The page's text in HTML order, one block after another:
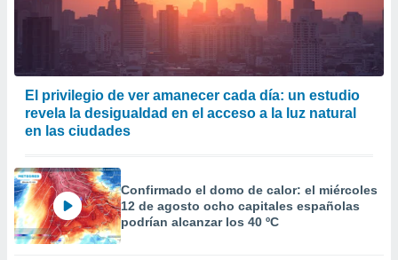
de
un
datos
perfiles
El privilegio de ver amanecer cada día: un estudio
revela la desigualdad en el acceso a la luz natural
en las ciudades
Confirmado el domo de calor: el miércoles
12 de agosto ocho capitales españolas
podrían alcanzar los 40 ºC